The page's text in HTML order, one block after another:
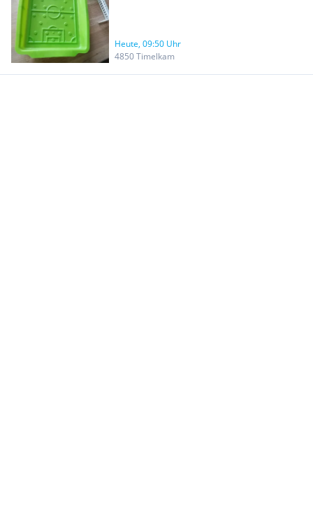
Heute, 09:50 Uhr
4850 Timelkam